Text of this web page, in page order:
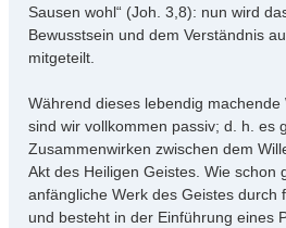
Sausen wohl“ (Joh. 3,8): nun wird
Bewusstsein und dem Verständnis
mitgeteilt.
Während dieses lebendig machende
sind wir vollkommen passiv; d. h. es
Zusammenwirken zwischen dem
Akt des Heiligen Geistes. Wie schon
anfängliche Werk des Geistes durch
und besteht in der Einführung eines